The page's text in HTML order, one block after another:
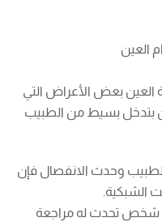
العين
العين بعض الأعراض التي
بتدخل بسيط من الطبيب
الطبيب وحدث الانفصال فإن
الشبكية.
شخص تحدث له مراجعة